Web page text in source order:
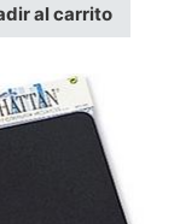
al carrito